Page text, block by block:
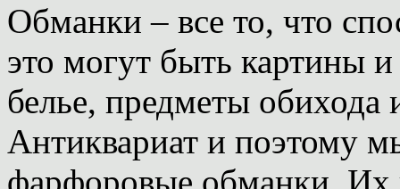
Обманки – все то, что
это могут быть картины
белье, предметы обихода
Антиквариат и поэтому
фарфоровые обманки.